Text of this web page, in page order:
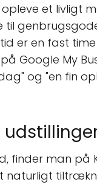
et livligt
er en fast
Google My
og "en fin
finder man på
naturligt